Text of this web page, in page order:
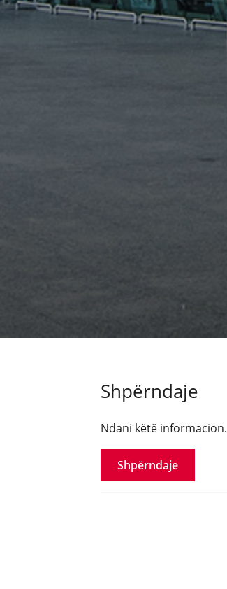
Shpërndaje
Ndani këtë informacion.
Shpërndaje